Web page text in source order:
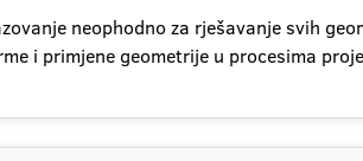
neophodno za rješavanje svih
i primjene geometrije u procesima